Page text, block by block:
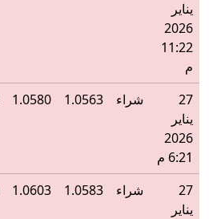
يناير
2026
11:22
م
27
يناير
2026
6:21 م
شراء 1.0563
1.0580
27
يناير
شراء 1.0583
1.0603